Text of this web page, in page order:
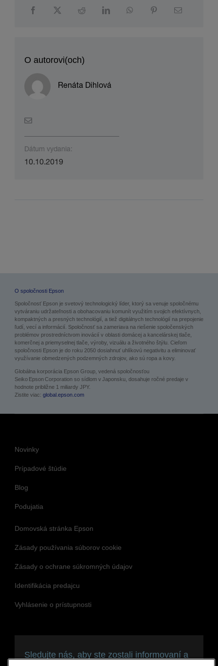
O autorovi(och)
Renáta Dihlová
Dátum vydania:
10.10.2019
O spoločnosti Epson
Spoločnosť Epson je svetový technologický líder, ktorý sa venuje spoločnému
vytváraniu udržateľnosti a obohacovaniu komunít využitím svojich efektívnych,
kompaktných a presných technológií, a tiež digitálnych technológií na prepojenie
ľudí, vecí a informácií. Spoločnosť sa zameriava na riešenie spoločenských
problémov prostredníctvom inovácií v oblasti domácej a kancelárskej tlače,
komerčnej a priemyselnej tlače, výroby, vizuálu a životného štýlu. Cieľom
spoločnosti Epson je do roku 2050 dosiahnuť uhlíkovú negativitu a eliminovať
využívanie obmedzených podzemných zdrojov, ako sú ropa a kovy.
Globálna korporácia Epson Group, vedená spoločnosťou
Seiko Epson Corporation so sídlom v Japonsku, dosahuje ročné predaje v
hodnote približne 1 miliardy JPY.
Zistite viac: global.epson.com
Novinky
Prípadové štúdie
Blog
Podujatia
Domovská stránka Epson
Zásady používania súborov cookie
Zásady o ochrane súkromných údajov
Identifikácia predajcu
Vyhlásenie o prístupnosti
Sledujte nás, aby ste zostali informovaní a